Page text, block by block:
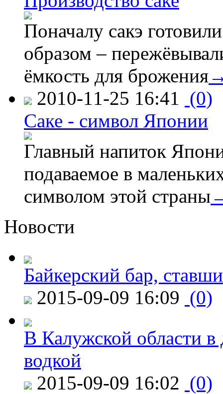
Поначалу сакэ
образом –
ёмкость для брожения
2010-11-25 16:41 (0)
Саке - символ Японии
Главный напиток
подаваемое в
символом этой страны
Новости
Байкерский бар,
2015-09-09 16:09 (0)
В Калужской области в
водкой
2015-09-09 16:02 (0)